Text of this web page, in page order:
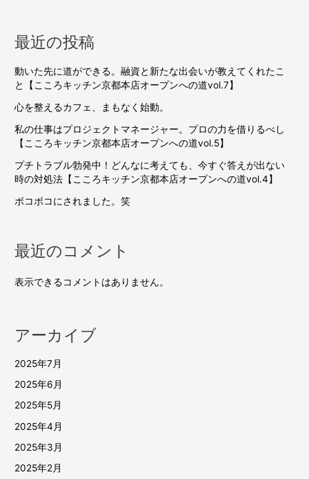
最近の投稿
動いた先に道ができる。融資と新たな出会いが教えてくれたこ
と【こころキッチン京都本店オープンへの道vol.7】
心を整えるカフェ、まもなく始動。
私の仕事はプロジェクトマネージャー。プロの力を借りるべし
【こころキッチン京都本店オープンへの道vol.5】
プチトラブル勃発中！どんなに考えても、今すぐ答えが出ない
時の対処法【こころキッチン京都本店オープンへの道vol.4】
ボコボコにされました。笑
最近のコメント
表示できるコメントはありません。
アーカイブ
2025年7月
2025年6月
2025年5月
2025年4月
2025年3月
2025年2月